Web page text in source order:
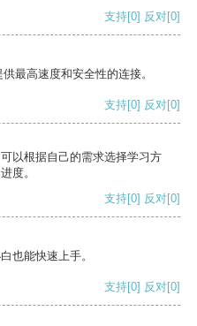
支持[0] 反对[0]
最高速度和安全性的连接。
支持[0] 反对[0]
以根据自己的需求选择学习方
度。
支持[0] 反对[0]
也能快速上手。
支持[0] 反对[0]